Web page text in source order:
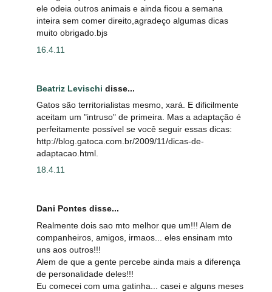
ele odeia outros animais e ainda ficou a semana
inteira sem comer direito,agradeço algumas dicas
muito obrigado.bjs
16.4.11
Beatriz Levischi disse...
Gatos são territorialistas mesmo, xará. E dificilmente
aceitam um "intruso" de primeira. Mas a adaptação é
perfeitamente possível se você seguir essas dicas:
http://blog.gatoca.com.br/2009/11/dicas-de-
adaptacao.html.
18.4.11
Dani Pontes disse...
Realmente dois sao mto melhor que um!!! Alem de
companheiros, amigos, irmaos... eles ensinam mto
uns aos outros!!!
Alem de que a gente percebe ainda mais a diferença
de personalidade deles!!!
Eu comecei com uma gatinha... casei e alguns meses